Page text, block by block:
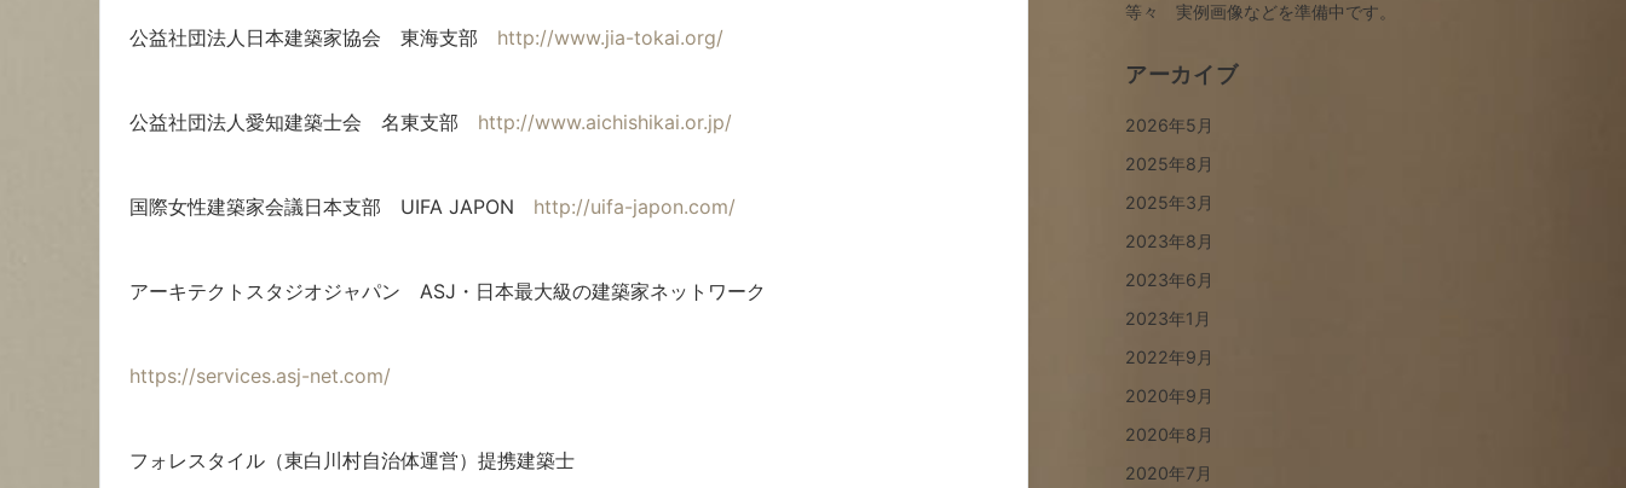
公益社団法人日本建築家協会 東海支部 http://www.jia-tokai.org/
公益社団法人愛知建築士会 名東支部 http://www.aichishikai.or.jp/
国際女性建築家会議日本支部 UIFA JAPON http://uifa-japon.com/
アーキテクトスタジオジャパン ASJ・日本最大級の建築家ネットワーク
https://services.asj-net.com/
フォレスタイル（東白川村自治体運営）提携建築士
等々 実例画像などを準備中です。
アーカイブ
2026年5月
2025年8月
2025年3月
2023年8月
2023年6月
2023年1月
2022年9月
2020年9月
2020年8月
2020年7月